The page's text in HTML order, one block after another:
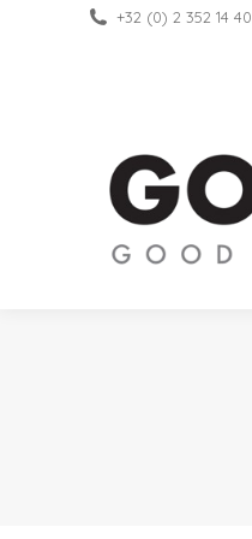
+32 (0) 2 352 14 40